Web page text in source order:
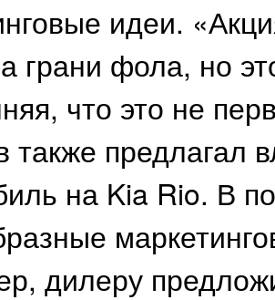
идеи.
грани фола, но
что это не
также предлагал
на Kia Rio. В
дилеру